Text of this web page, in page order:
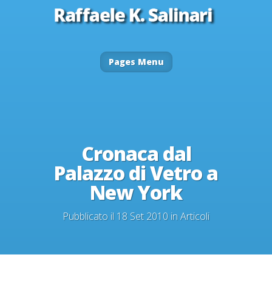
Pages Menu
Cronaca dal
Palazzo di Vetro a
New York
Pubblicato il 18 Set 2010 inArticoli